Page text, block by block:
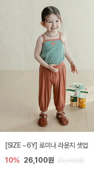
[SIZE ~6Y] 로미나 라운지 셋업
10% 26,100원 29,000원